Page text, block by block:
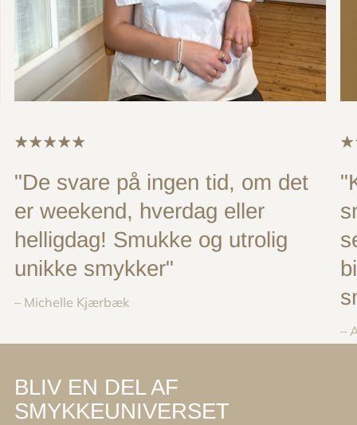
"De svare på ingen tid, om det
er weekend, hverdag eller
helligdag! Smukke og utrolig
unikke smykker"
– Michelle Kjærbæk
–
BLIV EN DEL AF
SMYKKEUNIVERSET